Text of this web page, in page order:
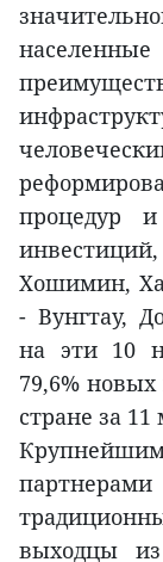
процедур
Хошимин,
- Вунгтау,
на эти 10
79,6%
стране за 11
партнерами
выходцы